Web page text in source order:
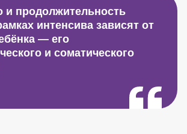
и продолжительность
интенсива зависят от
— его
и соматического